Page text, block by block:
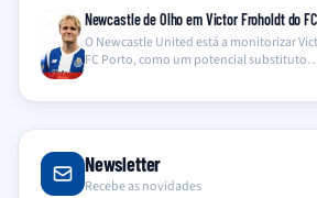
Newcastle de Olho em Victor Froholdt do
O Newcastle United está a monitorizar
FC Porto, como um potencial
Newsletter
Recebe as novidades